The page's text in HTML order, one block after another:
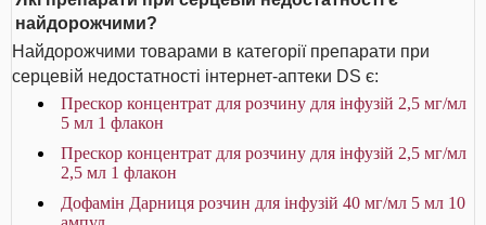
найдорожчими?
Найдорожчими товарами в категорії препарати при
серцевій недостатності інтернет-аптеки DS є:
Прескор концентрат для розчину для інфузій 2,5 мг/мл
5 мл 1 флакон
Прескор концентрат для розчину для інфузій 2,5 мг/мл
2,5 мл 1 флакон
Дофамін Дарниця розчин для інфузій 40 мг/мл 5 мл 10